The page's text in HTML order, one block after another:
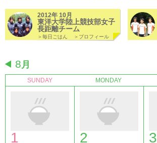
2012年 10月
東洋大学陸上競技部女子
長距離チーム
＞毎日ごはん ＞プロフィール
8月
SUNDAY MONDAY
1 2 3